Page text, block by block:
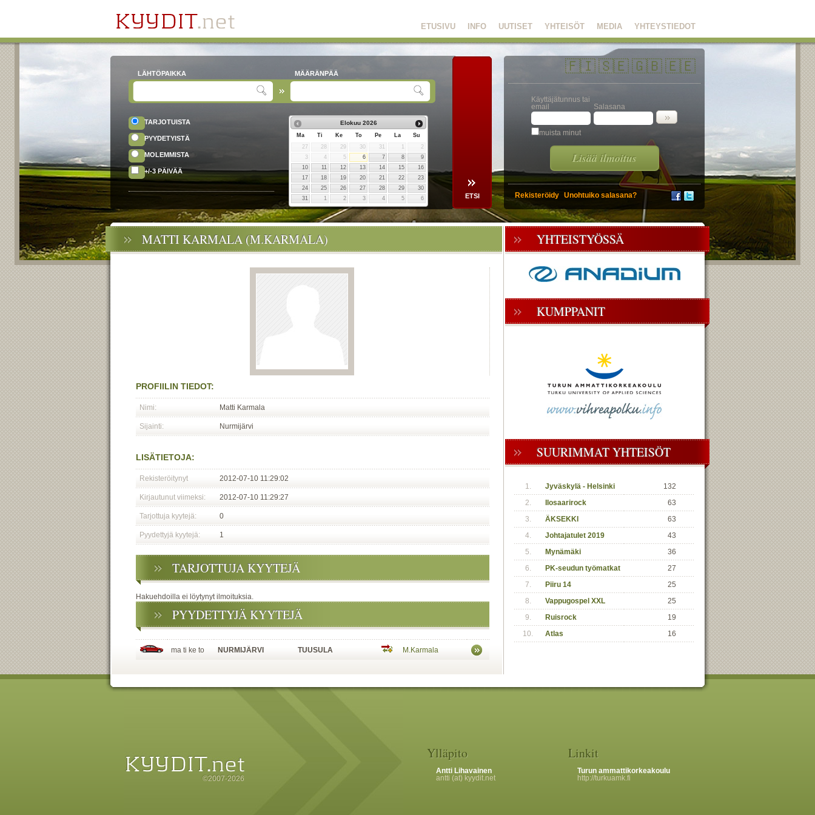
YHTEYSTIEDOT
MEDIA
YHTEISÖT
UUTISET
INFO
ETUSIVU
LÄHTÖPAIKKA MÄÄRÄNPÄÄ
TARJOTUISTA
PYYDETYISTÄ
MOLEMMISTA
+/-3 PÄIVÄÄ
Elokuu 2026
Ma Ti Ke To Pe La
Su
27
28 29 30 31
2
3
4 5 6 7 8
9
10
11 12 13 14 15
16
17
18 19 20 21 22
23
24
25 26 27 28 29
30
31
1 2 3 4 5 6
🇫🇮🇸🇪🇬🇧🇪🇪
Käyttäjätunnus tai
email
Salasana
muista minut
Lisää ilmoitus
Rekisteröidy Unohtuiko salasana?
MATTI KARMALA (M.KARMALA)
PROFIILIN TIEDOT:
Nimi: Matti Karmala
Sijainti: Nurmijärvi
LISÄTIETOJA:
Rekisteröitynyt 2012-07-10 11:29:02
Kirjautunut viimeksi: 2012-07-10 11:29:27
Tarjottuja kyytejä: 0
Pyydettyjä kyytejä: 1
TARJOTTUJA KYYTEJÄ
Hakuehdoilla ei löytynyt ilmoituksia.
PYYDETTYJÄ KYYTEJÄ
ma ti ke to NURMIJÄRVI TUUSULA M.Karmala
YHTEISTYÖSSÄ
KUMPPANIT
SUURIMMAT YHTEISÖT
1. Jyväskylä - Helsinki
132
2.
Ilosaarirock
63
3.
ÄKSEKKI
63
4.
Johtajatulet 2019
43
5.
Mynämäki
36
6.
PK-seudun työmatkat
27
7.
Piiru 14
25
8.
Vappugospel XXL
25
9.
Ruisrock
19
10.
Atlas 16
©2007-2026
Ylläpito
Antti Lihavainen
antti (at) kyydit.net
Linkit
Turun ammattikorkeakoulu
http://turkuamk.fi